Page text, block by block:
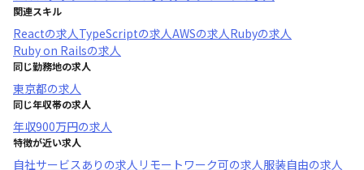
関連スキル
Reactの求人TypeScriptの求人AWSの求人Rubyの求人
Ruby on Railsの求人
同じ勤務地の求人
東京都の求人
同じ年収帯の求人
年収900万円の求人
特徴が近い求人
自社サービスあり の求人 リモートワーク可の求人服装自由の求人